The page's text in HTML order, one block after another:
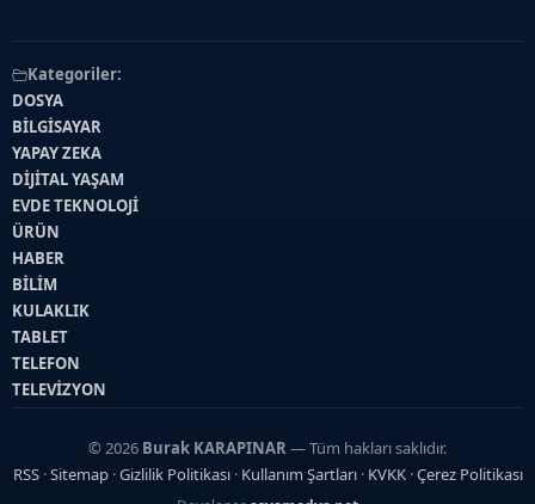
Kategoriler:
DOSYA
BİLGİSAYAR
YAPAY ZEKA
DİJİTAL YAŞAM
EVDE TEKNOLOJİ
ÜRÜN
HABER
BİLİM
KULAKLIK
TABLET
TELEFON
TELEVİZYON
© 2026 Burak KARAPINAR— Tüm hakları saklıdır.
RSS·Sitemap·Gizlilik Politikası· Kullanım Şartları· KVKK·Çerez Politikası